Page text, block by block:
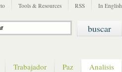
Tools & Resources RSS In English
Trabajador Paz Analisis